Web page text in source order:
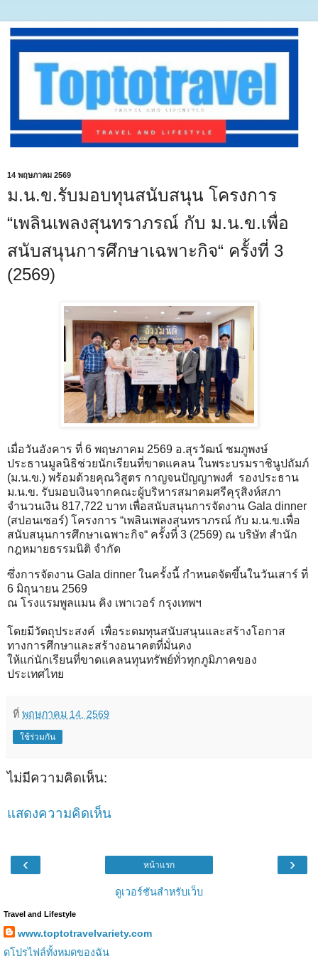
14 พฤษภาคม 2569
ม.น.ข.รับมอบทุนสนับสนุน โครงการ
“เพลินเพลงสุนทราภรณ์ กับ ม.น.ข.เพื่อ
สนับสนุนการศึกษาเฉพาะกิจ“ ครั้งที่ 3
(2569)
เมื่อวันอังคาร ที่ 6 พฤษภาคม 2569 อ.สุรวัฒน์ ชมภูพงษ์
ประธานมูลนิธิช่วยนักเรียนที่ขาดแคลน ในพระบรมราชินูปถัมภ์
(ม.น.ข.) พร้อมด้วยคุณวิสูตร กาญจนปัญญาพงศ์ รองประธาน
ม.น.ข. รับมอบเงินจากคณะผู้บริหารสมาคมศรีคุรุสิงห์สภา
จำนวนเงิน 817,722 บาท เพื่อสนับสนุนการจัดงาน Gala dinner
(สปอนเซอร์) โครงการ “เพลินเพลงสุนทราภรณ์ กับ ม.น.ข.เพื่อ
สนับสนุนการศึกษาเฉพาะกิจ“ ครั้งที่ 3 (2569) ณ บริษัท สํานัก
กฎหมายธรรมนิติ จํากัด
ซึ่งการจัดงาน Gala dinner ในครั้งนี้ กำหนดจัดขึ้นในวันเสาร์ ที่
6 มิถุนายน 2569
ณ โรงแรมพูลแมน คิง เพาเวอร์ กรุงเทพฯ
โดยมีวัตถุประสงค์ เพื่อระดมทุนสนับสนุนและสร้างโอกาส
ทางการศึกษาและสร้างอนาคตที่มั่นคง
ให้แก่นักเรียนที่ขาดแคลนทุนทรัพย์ทั่วทุกภูมิภาคของ
ประเทศไทย
ที่ พฤษภาคม 14, 2569
ใช้ร่วมกัน
ไม่มีความคิดเห็น:
แสดงความคิดเห็น
‹ ›
หน้าแรก
ดูเวอร์ชันสำหรับเว็บ
Travel and Lifestyle
www.toptotravelvariety.com
ดูโปรไฟล์ทั้งหมดของฉัน